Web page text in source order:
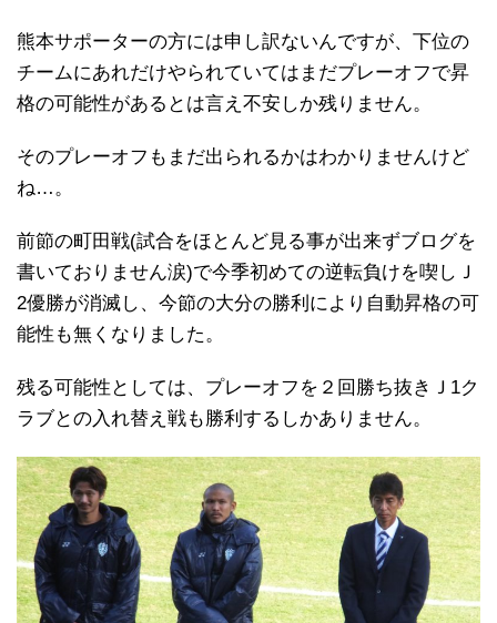
熊本サポーターの方には申し訳ないんですが、下位の
チームにあれだけやられていてはまだプレーオフで昇
格の可能性があるとは言え不安しか残りません。
そのプレーオフもまだ出られるかはわかりませんけど
ね…。
前節の町田戦(試合をほとんど見る事が出来ずブログを
書いておりません涙)で今季初めての逆転負けを喫しＪ
2優勝が消滅し、今節の大分の勝利により自動昇格の可
能性も無くなりました。
残る可能性としては、プレーオフを２回勝ち抜きＪ1ク
ラブとの入れ替え戦も勝利するしかありません。